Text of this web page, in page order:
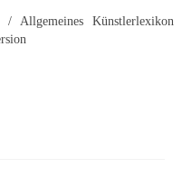
Künstlerlexikon